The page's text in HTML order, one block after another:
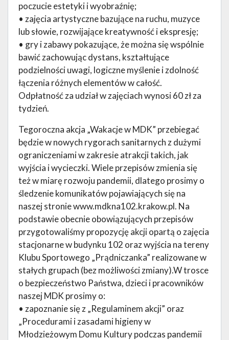
poczucie estetyki i wyobraźnię;
• zajęcia artystyczne bazujące na ruchu, muzyce
lub słowie, rozwijające kreatywność i ekspresję;
• gry i zabawy pokazujące, że można się wspólnie
bawić zachowując dystans, kształtujące
podzielności uwagi, logiczne myślenie i zdolność
łączenia różnych elementów w całość.
Odpłatność za udział w zajęciach wynosi 60 zł za
tydzień.
Tegoroczna akcja „Wakacje w MDK” przebiegać
będzie w nowych rygorach sanitarnych z dużymi
ograniczeniami w zakresie atrakcji takich, jak
wyjścia i wycieczki. Wiele przepisów zmienia się
też w miarę rozwoju pandemii, dlatego prosimy o
śledzenie komunikatów pojawiających się na
naszej stronie www.mdkna102.krakow.pl. Na
podstawie obecnie obowiązujących przepisów
przygotowaliśmy propozycję akcji opartą o zajęcia
stacjonarne w budynku 102 oraz wyjścia na tereny
Klubu Sportowego „Prądniczanka” realizowane w
stałych grupach (bez możliwości zmiany).W trosce
o bezpieczeństwo Państwa, dzieci i pracowników
naszej MDK prosimy o:
• zapoznanie się z „Regulaminem akcji” oraz
„Procedurami i zasadami higieny w
Młodzieżowym Domu Kultury podczas pandemii